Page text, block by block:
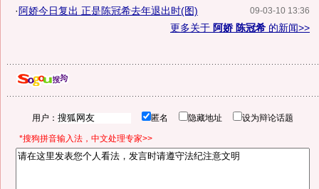
09-03-10 13:36
· 阿娇今日复出 正是陈冠希去年退出时(图)
更多关于 阿娇 陈冠希 的新闻>>
用户： 匿名 隐藏地址 设为辩论话题
*搜狗拼音输入法，中文处理专家>>